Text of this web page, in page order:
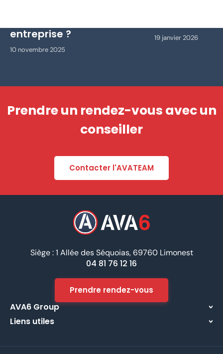
entreprise ?
10 novembre 2025
19 janvier 2026
Prendre un rendez-vous avec un
conseiller
Contacter l'AVATEAM
Siège : 1 Allée des Séquoias, 69760 Limonest
04 81 76 12 16
Prendre rendez-vous
AVA6 Group
À propos
Liens utiles